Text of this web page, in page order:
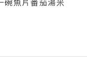
碗魚片番茄湯米